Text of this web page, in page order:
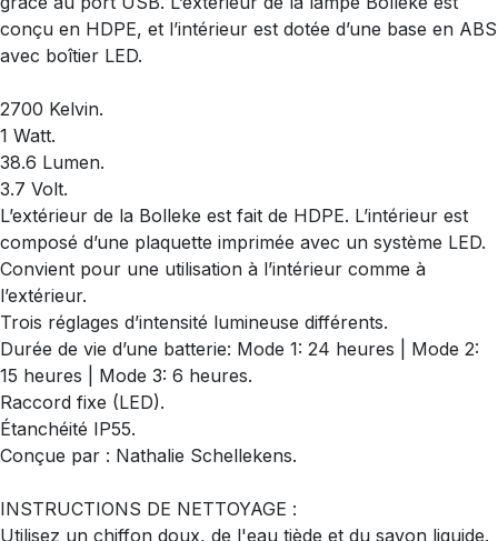
conçu en HDPE, et l’intérieur est dotée d’une base en ABS
avec boîtier LED.
2700 Kelvin.
1 Watt.
38.6 Lumen.
3.7 Volt.
L’extérieur de la Bolleke est fait de HDPE. L’intérieur est
composé d’une plaquette imprimée avec un système LED.
Convient pour une utilisation à l’intérieur comme à
l’extérieur.
Trois réglages d’intensité lumineuse différents.
Durée de vie d’une batterie: Mode 1: 24 heures | Mode 2:
15 heures | Mode 3: 6 heures.
Raccord fixe (LED).
Étanchéité IP55.
Conçue par : Nathalie Schellekens.
INSTRUCTIONS DE NETTOYAGE :
Utilisez un chiffon doux, de l'eau tiède et du savon liquide.